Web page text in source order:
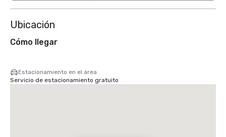
Ubicación
Cómo llegar
Estacionamiento en el área
Servicio de estacionamiento gratuito